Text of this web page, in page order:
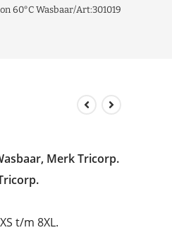
60°C Wasbaar/Art:301019
Merk Tricorp.
t/m 8XL.